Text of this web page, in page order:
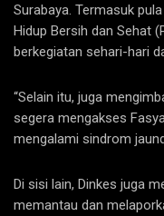
Surabaya. Termasuk
Hidup Bersih dan Sehat
berkegiatan sehari-hari
“Selain itu, juga
segera mengakses
mengalami sindrom
Di sisi lain, Dinkes juga
memantau dan